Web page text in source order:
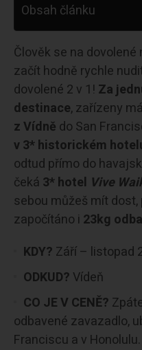
Obsah článku
Člověk se na
začít hodně rychle
dovolené 2 v 1! Za
destinace, zařízeny
z Vídně do San
v 3* historickém
odtud přímo do
čeká 3* hotel Vive
sebou můžeš mít
započítáno i 23kg
KDY? Září – listopad
ODKUD? Vídeň
CO JE V CENĚ?
odbavené zavazadlo,
Franciscu a v Honolulu.